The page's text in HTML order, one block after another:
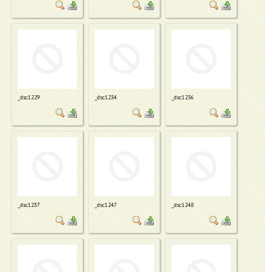
_dsc1229 _dsc1234 _dsc1236
_dsc1237 _dsc1247 _dsc1248